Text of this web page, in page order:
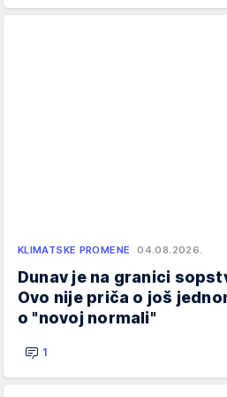
KLIMATSKE PROMENE 04.08.2026.
Dunav je na granici
Ovo nije priča o još
o "novoj normali"
1